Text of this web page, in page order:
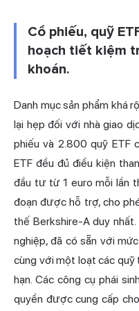
Cổ phiếu, quỹ
hoạch tiết kiệm
khoán.
Danh mục sản phẩm khá
lại hẹp đối với nhà giao
phiếu và 2.800 quỹ ETF
ETF đều đủ điều kiện
đầu tư từ 1 euro mỗi lần
đoạn được hỗ trợ, cho
thế Berkshire-A duy nhất.
nghiệp, đã có sẵn với
cùng với một loạt các
hạn. Các công cụ phái
quyền được cung cấp